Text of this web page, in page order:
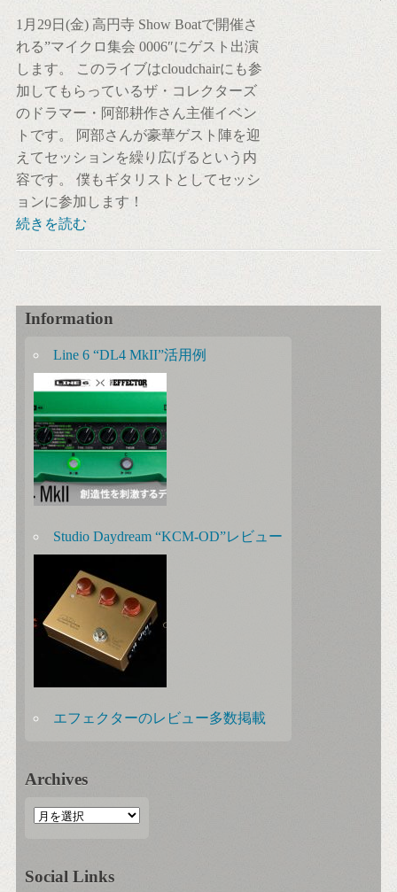
1月29日(金) 高円寺 Show Boatで開催さ
れる”マイクロ集会 0006″にゲスト出演
します。 このライブはcloudchairにも参
加してもらっているザ・コレクターズ
のドラマー・阿部耕作さん主催イベン
トです。 阿部さんが豪華ゲスト陣を迎
えてセッションを繰り広げるという内
容です。 僕もギタリストとしてセッシ
ョンに参加します！
続きを読む
Information
Line 6 “DL4 MkII”活用例
Studio Daydream “KCM-OD”レビュー
エフェクターのレビュー多数掲載
Archives
Social Links